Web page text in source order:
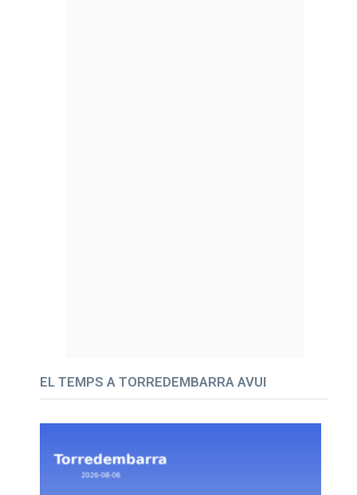
EL TEMPS A TORREDEMBARRA AVUI